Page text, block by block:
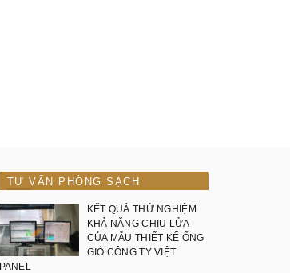
TƯ VẤN PHÒNG SẠCH
KẾT QUẢ THỬ NGHIỆM
KHẢ NĂNG CHỊU LỬA
CỦA MẪU THIẾT KẾ ỐNG
GIÓ CÔNG TY VIỆT
PANEL